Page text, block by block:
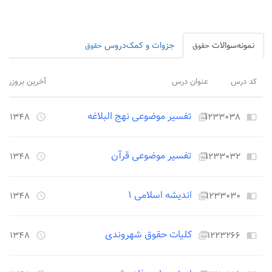
نمونه‌سوالات حقوق جزوات و کمک‌دروس حقوق
کد درس عنوان درس آخرین
import_contacts ۱۲۳۳۰۳۸picture_as_pdf تفسیر موضوعی نهج البلاغه access_time ۱۳۴۸ روز قبل
import_contacts ۱۲۳۳۰۳۲picture_as_pdf تفسیر موضوعی قرآن access_time ۱۳۴۸ روز قبل
import_contacts ۱۲۳۳۰۳۰picture_as_pdf اندیشه اسلامی ۱ access_time ۱۳۴۸ روز قبل
import_contacts ۱۲۲۳۲۶۶picture_as_pdf کلیات حقوق شهروندی access_time ۱۳۴۸ روز قبل